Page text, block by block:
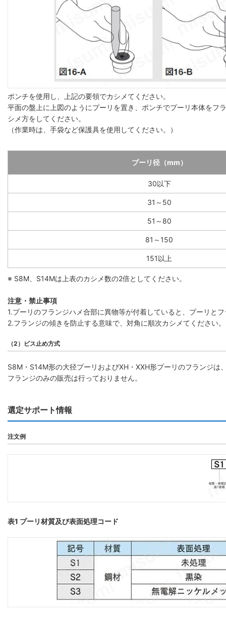
ポンチを使用し、上記の要領でカシメてください。
平面の盤上に上図のようにプーリを置き、ポンチでプーリ本体をフ
シメ方をしてください。
（作業時は、手袋など保護具を使用してください。）
プーリ径（mm）
30以下
31～50
51～80
81～150
151以上
※ S8M、S14Mは上表のカシメ数の2倍としてください。
注意・禁止事項
1.プーリのフランジハメ合部に異物等が付着していると、プーリと
2.フランジの傾きを防止する意味で、対角に順次カシメてください。
（2）ビス止め方式
S8M・S14M形の大径プーリおよびXH・XXH形プーリのフランジ
フランジのみの販売は行っておりません。
選定サポート情報
注文例
表1 プーリ材質及び表面処理コード